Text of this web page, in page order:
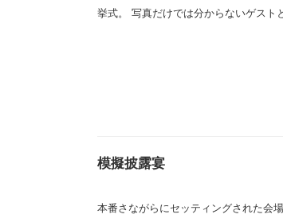
挙式。 写真だけでは分からないゲスト
模擬披露宴
本番さながらにセッティングされた会